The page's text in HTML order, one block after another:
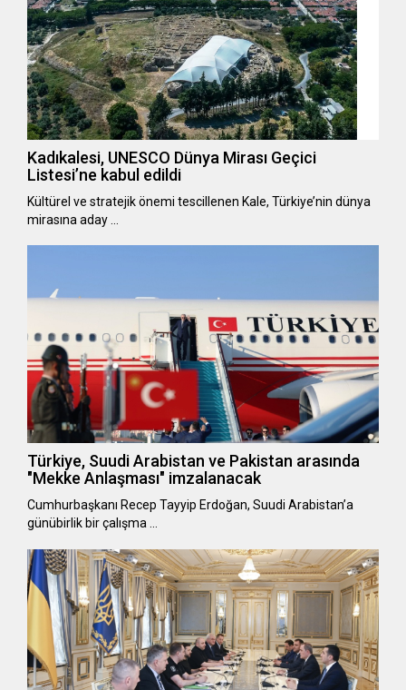
Kadıkalesi, UNESCO Dünya Mirası Geçici
Listesi’ne kabul edildi
Kültürel ve stratejik önemi tescillenen Kale, Türkiye’nin dünya
mirasına aday …
Türkiye, Suudi Arabistan ve Pakistan arasında
"Mekke Anlaşması" imzalanacak
Cumhurbaşkanı Recep Tayyip Erdoğan, Suudi Arabistan’a
günübirlik bir çalışma …